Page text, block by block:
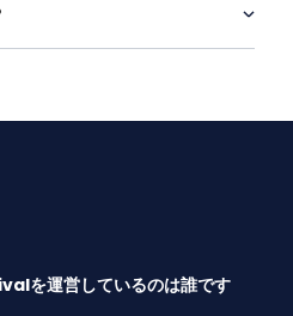
を運営しているのは誰です